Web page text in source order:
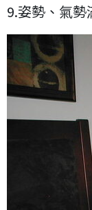
9.姿勢、氣勢